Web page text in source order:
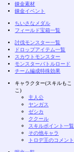
錬金素材
錬金イベント
ちいさなメダル
フィールド宝箱一覧
討伐モンスター一覧
ドロップアイテム一覧
スカウトモンスター
モンスターバトルロード
チーム編成特殊効果
キャラクター(スキルもこ
こ)
主人公
ヤンガス
ゼシカ
ククール
スキルポイント一覧
その他キャラ
トロデ王のコメント